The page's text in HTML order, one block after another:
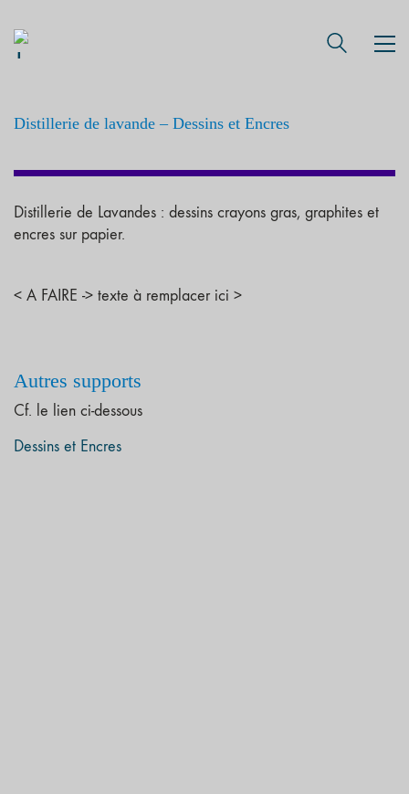
Distillerie de lavande – Dessins et Encres
Distillerie de Lavandes : dessins crayons gras, graphites et
encres sur papier.
< A FAIRE -> texte à remplacer ici >
Autres supports
Cf. le lien ci-dessous
Dessins et Encres